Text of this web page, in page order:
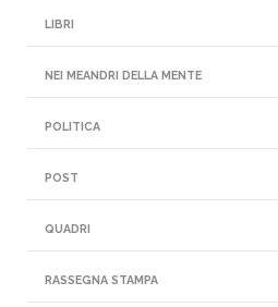
LIBRI
NEI MEANDRI DELLA MENTE
POLITICA
POST
QUADRI
RASSEGNA STAMPA